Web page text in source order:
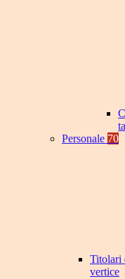
Personale 70
Titolari
vertice